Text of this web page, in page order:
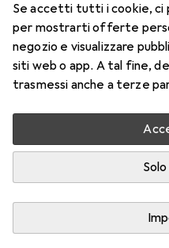
Se accetti tutti i cookie,
per mostrarti offerte
negozio e visualizzare
siti web o app. A tal fine,
trasmessi anche a terze
Accessori per
a bussola a
Qui trovi accessori adatti
cricchetto e Chiave a
Rilevanza